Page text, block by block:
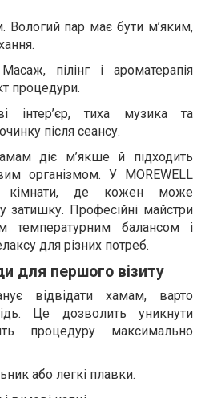
Вологий пар має бути м’яким,
пілінг і ароматерапія
процедури.
інтер’єр, тиха музика та
після сеансу.
діє м’якше й підходить
організмом. У MOREWELL
кімнати, де кожен може
затишку. Професійні майстри
температурним балансом і
для різних потреб.
для першого візиту
відвідати хамам, варто
Це дозволить уникнути
процедуру максимально
або легкі плавки.